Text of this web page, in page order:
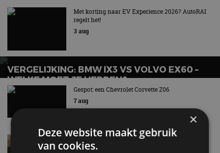
Met korting naar EV Experience 2026? AutoRAI
regelt het!
3 aug
VERGELIJKING: BMW IX3 VS VOLVO EX60 –
WELKE MOET JE HEBBEN?
Gespot: een Chevrolet Corvette Z06
7 aug
Lamborghini Revuelto eert 60 jaar Miura met
speciale editie
×
Deze website maakt gebruik
van cookies.